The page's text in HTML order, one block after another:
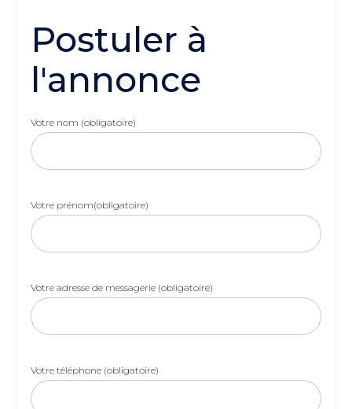
Postuler à
l'annonce
Votre nom (obligatoire)
Votre prénom(obligatoire)
Votre adresse de messagerie (obligatoire)
Votre téléphone (obligatoire)